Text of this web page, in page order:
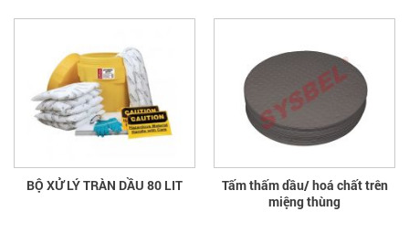
BỘ XỬ LÝ TRÀN DẦU 80 LIT
Tấm thấm dầu/ hoá chất trên
miệng thùng